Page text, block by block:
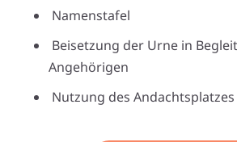
Namenstafel
Beisetzung der Urne in
Angehörigen
Nutzung des Andachtsplatzes